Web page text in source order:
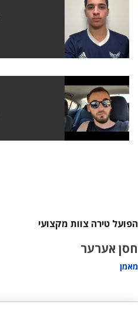
הפועל טירה צוות מקצועי
חסן אערער
מאמן